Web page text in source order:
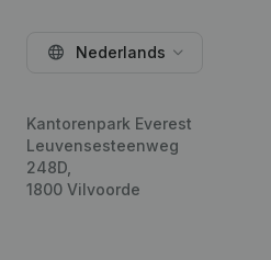
Nederlands
Kantorenpark Everest
Leuvensesteenweg
248D,
1800 Vilvoorde